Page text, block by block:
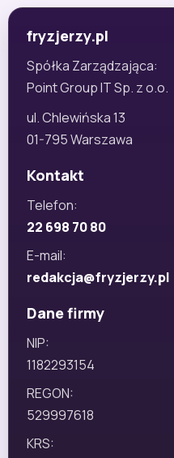
fryzjerzy.pl
Spółka Zarządzająca:
Point Group IT Sp. z o.o.
ul. Chlewińska 13
01-795 Warszawa
Kontakt
Telefon:
22 698 70 80
E-mail:
redakcja@fryzjerzy.pl
Dane firmy
NIP:
1182293154
REGON:
529997618
KRS: